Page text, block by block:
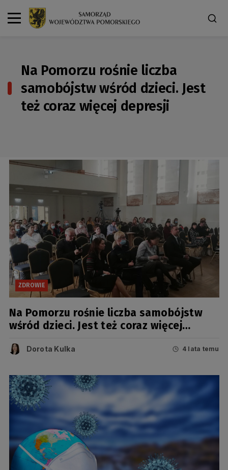
Na Pomorzu rośnie liczba
samobójstw wśród dzieci. Jest
też coraz więcej depresji
ZDROWIE
Na Pomorzu rośnie liczba samobójstw
wśród dzieci. Jest też coraz więcej
Dorota Kulka 4 lata temu